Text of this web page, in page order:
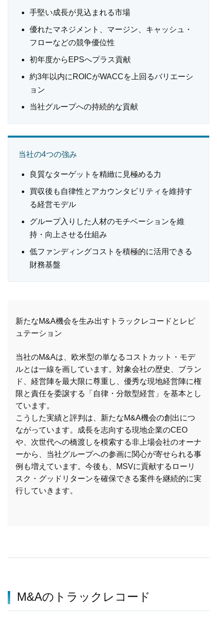
手堅い成長が見込まれる市場
優れたマネジメント、マージン、キャッシュ・
フローなどの競争優位性
初年度からEPSへプラス貢献
約3年以内にROICがWACCを上回るバリエーシ
ョン
当社グループへの持続的な貢献
当社の4つの強み
良質なターゲットを精緻に見極める力
買収後も自律性とアカウンタビリティを維持す
る経営モデル
グループ入りした人材のモチベーションを維
持・向上させる仕組み
低ファンディングコストを積極的に活用できる
財務基盤
新たなM&A機会を生み出すトラックレコードとレピ
ュテーション
当社のM&Aは、欧米型の単なるコストカット・モデ
ルとは一線を画しています。対象会社の歴史、ブラン
ド、経営陣を最大限に尊重し、優秀な現地経営陣に権
限と責任を委譲する「自律・分散型経営」を基本とし
ています。
こうした実績と評判は、新たなM&A機会の創出につ
ながっています。成長を志向する現地企業のCEO
や、次世代への橋渡しを模索する非上場会社のオーナ
ーから、当社グループへの参画に関心が寄せられる事
例も増えています。今後も、MSVに貢献するローリ
スク・グッドリターンを確保できる案件を継続的に実
行していきます。
M&Aのトラックレコード